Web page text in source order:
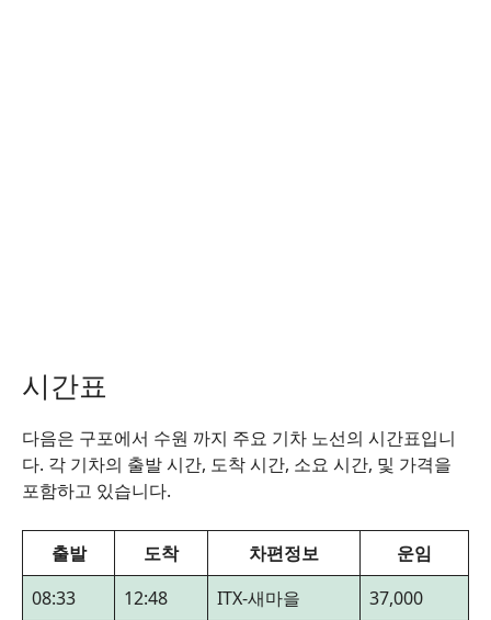
시간표
다음은 구포에서 수원 까지 주요 기차 노선의 시간표입니
다. 각 기차의 출발 시간, 도착 시간, 소요 시간, 및 가격을
포함하고 있습니다.
출발 도착 차편정보
운임
08:33
12:48 ITX-새마을
37,000